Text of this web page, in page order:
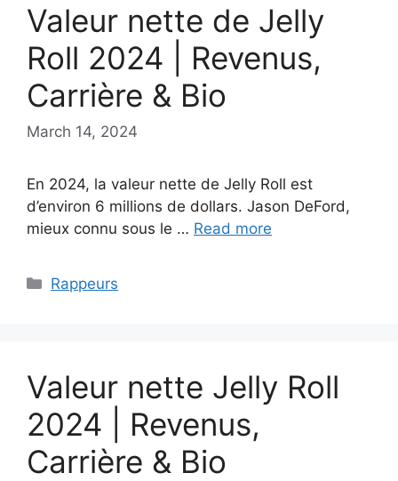
Valeur nette de Jelly
Roll 2024 | Revenus,
Carrière & Bio
March 14, 2024
En 2024, la valeur nette de Jelly Roll est
d’environ 6 millions de dollars. Jason DeFord,
mieux connu sous le … Read more
Categories
Rappeurs
Valeur nette Jelly Roll
2024 | Revenus,
Carrière & Bio